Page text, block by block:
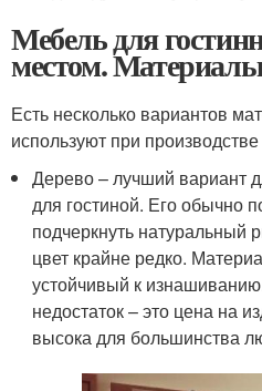
Мебель для
местом.
Есть несколько вариантов
используют при
Дерево – лучший вариант
для гостиной. Его обычно
подчеркнуть натуральный
цвет крайне редко.
устойчивый к
недостаток – это цена на
высока для большинства